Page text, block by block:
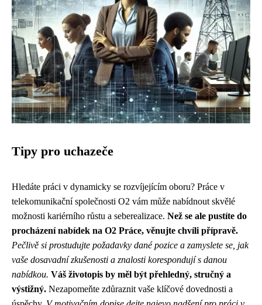
Tipy pro uchazeče
Hledáte práci v dynamicky se rozvíjejícím oboru? Práce v
telekomunikační společnosti O2 vám může nabídnout skvělé
možnosti kariérního růstu a seberealizace. Než se ale pustíte do
procházení nabídek na O2 Práce, věnujte chvíli přípravě.
Pečlivě si prostudujte požadavky dané pozice a zamyslete se, jak
vaše dosavadní zkušenosti a znalosti korespondují s danou
nabídkou. Váš životopis by měl být přehledný, stručný a
výstižný. Nezapomeňte zdůraznit vaše klíčové dovednosti a